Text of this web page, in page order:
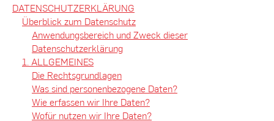
DATENSCHUTZERKLÄRUNG
Überblick zum Datenschutz
Anwendungsbereich und Zweck dieser
Datenschutzerklärung
1. ALLGEMEINES
Die Rechtsgrundlagen
Was sind personenbezogene Daten?
Wie erfassen wir Ihre Daten?
Wofür nutzen wir Ihre Daten?